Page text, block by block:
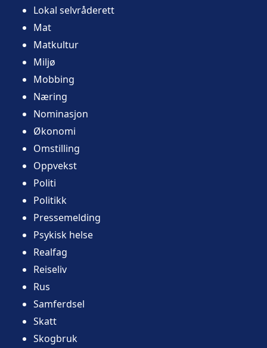
Lokal selvråderett
Mat
Matkultur
Miljø
Mobbing
Næring
Nominasjon
Økonomi
Omstilling
Oppvekst
Politi
Politikk
Pressemelding
Psykisk helse
Realfag
Reiseliv
Rus
Samferdsel
Skatt
Skogbruk